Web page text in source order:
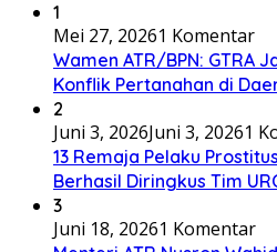
1
Mei 27, 20261 Komentar
Wamen ATR/BPN: GTRA
Konflik Pertanahan di
2
Juni 3, 2026Juni 3, 20261
13 Remaja Pelaku
Berhasil Diringkus Tim
3
Juni 18, 20261 Komentar